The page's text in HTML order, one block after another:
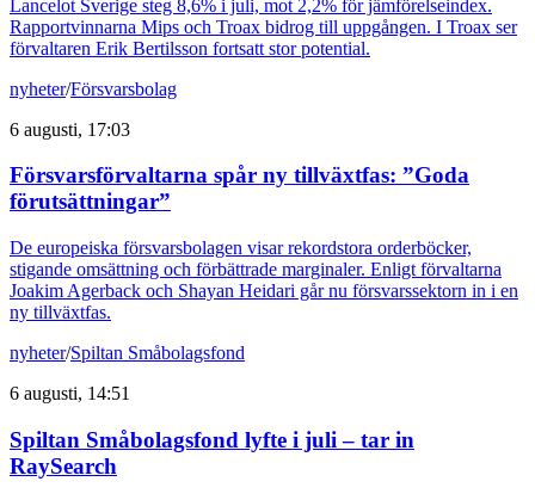
Lancelot Sverige steg 8,6% i juli, mot 2,2% för jämförelseindex.
Rapportvinnarna Mips och Troax bidrog till uppgången. I Troax ser
förvaltaren Erik Bertilsson fortsatt stor potential.
nyheter/Försvarsbolag
6 augusti, 17:03
Försvarsförvaltarna spår ny tillväxtfas: ”Goda
förutsättningar”
De europeiska försvarsbolagen visar rekordstora orderböcker,
stigande omsättning och förbättrade marginaler. Enligt förvaltarna
Joakim Agerback och Shayan Heidari går nu försvarssektorn in i en
ny tillväxtfas.
nyheter/Spiltan Småbolagsfond
6 augusti, 14:51
Spiltan Småbolagsfond lyfte i juli – tar in
RaySearch